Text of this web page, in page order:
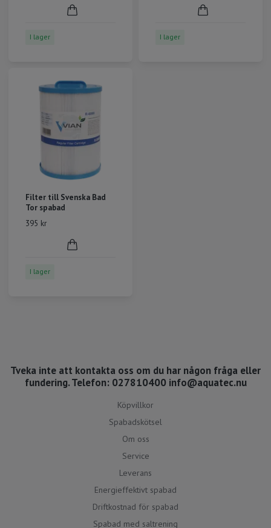
I lager I lager
Filter till Svenska Bad
Tor spabad
395 kr
I lager
Tveka inte att kontakta oss om du har någon fråga eller
fundering. Telefon: 027810400 info@aquatec.nu
Köpvillkor
Spabadskötsel
Om oss
Service
Leverans
Energieffektivt spabad
Driftkostnad för spabad
Spabad med saltrening